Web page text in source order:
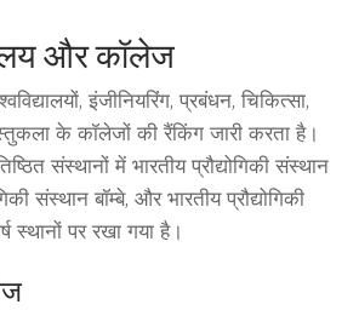
और कॉलेज
इंजीनियरिंग, प्रबंधन, चिकित्सा,
के कॉलेजों की रैंकिंग जारी करता है।
संस्थानों में भारतीय प्रौद्योगिकी संस्थान
संस्थान बॉम्बे, और भारतीय प्रौद्योगिकी
स्थानों पर रखा गया है।